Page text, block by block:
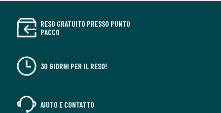
RESO GRATUITO PRESSO PUNTO
PACCO
30 GIORNI PER IL RESO!
AIUTO E CONTATTO